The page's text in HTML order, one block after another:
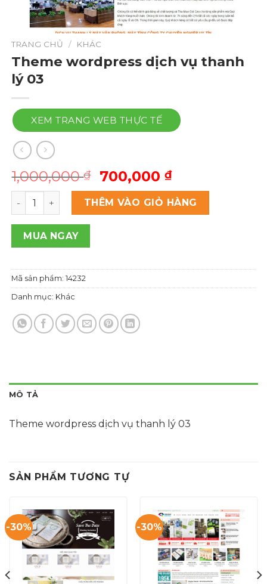
TRANG CHỦ / KHÁC
Theme wordpress dịch vụ thanh
lý 03
XEM TRANG WEB THỰC TẾ
1,000,000₫
Giá
gốc
là:
1,000,000 ₫.
700,000 ₫Giá
hiện
tại
là:
Theme wordpress dịch vụ thanh lý 03 số lượng
THÊM VÀO GIỎ HÀNG
MUA NGAY
Mã sản phẩm:14232
Danh mục: Khác
MÔ TẢ
Theme wordpress dịch vụ thanh lý 03
SẢN PHẨM TƯƠNG TỰ
-30% -30%